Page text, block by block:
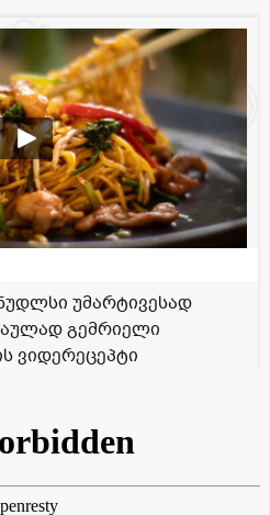
უმარტივესად
გემრიელი
ვიდერეცეპტი